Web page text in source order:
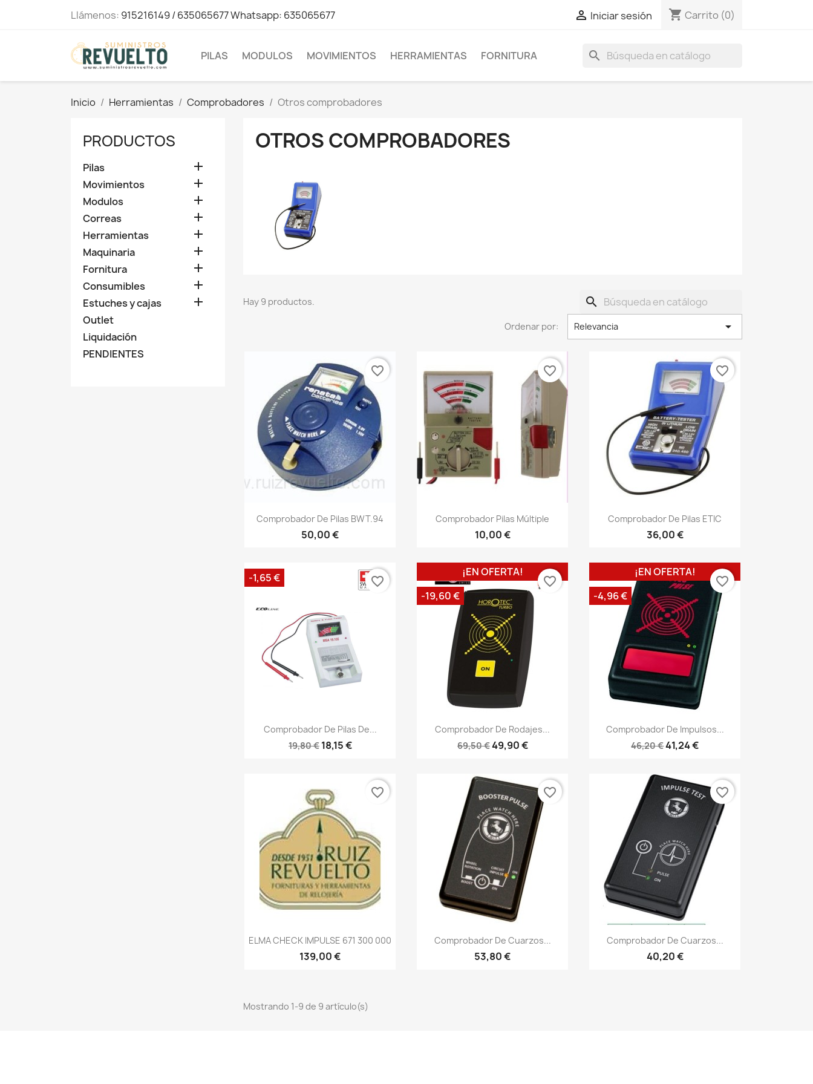
Llámenos: 915216149 / 635065677 Whatsapp: 635065677  Iniciar sesión shopping_cart Carrito (0)
search
PILAS MODULOS MOVIMIENTOS HERRAMIENTAS FORNITURA
Inicio Herramientas Comprobadores Otros comprobadores
PRODUCTOS
Pilas 
Movimientos 
Modulos 
Correas 
Herramientas 
Maquinaria 
Fornitura 
Consumibles 
Estuches y cajas 
Outlet
Liquidación
PENDIENTES
OTROS COMPROBADORES
search
Hay 9 productos.
Ordenar por: Relevancia 
Comprobador De Pilas BWT.94
50,00 €
favorite_border
Comprobador Pilas Múltiple
10,00 €
favorite_border
Comprobador De Pilas ETIC
36,00 €
favorite_border
Comprobador De Pilas De...
19,80 € 18,15 €
-1,65 € favorite_border
Comprobador De Rodajes...
69,50 €49,90 €
¡EN OFERTA!
-19,60 €
favorite_border
Comprobador De Impulsos...
46,20 €41,24 €
¡EN OFERTA!
-4,96 €
favorite_border
ELMA CHECK IMPULSE 671 300 000
139,00 €
favorite_border
Comprobador De Cuarzos...
53,80 €
favorite_border
Comprobador De Cuarzos...
40,20 €
favorite_border
Mostrando 1-9 de 9 artículo(s)